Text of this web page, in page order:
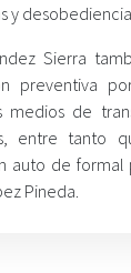
y desobediencia.
Sierra
preventiva
medios de
entre tanto
auto de formal
Pineda.